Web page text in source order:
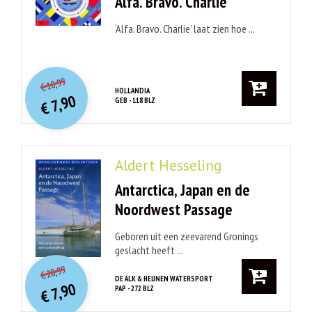
‘Alfa. Bravo. Charlie’ laat zien hoe ...
HOLLANDIA
GEB - 118 BLZ
€18,99O
orspr
onkelijke
prijs
was:
€ 18,99.
€7,90
Huidige
prijs
is:
€ 7,90.
Aldert Hesseling
Antarctica, Japan en de
Noordwest Passage
Geboren uit een zeevarend Gronings
geslacht heeft ...
DE ALK & HEIJNEN WATERSPORT
PAP - 272 BLZ
€20,99O
orspr
onkelijke
prijs
was:
€ 20,99.
€7,90
Huidige
prijs
is:
€ 7,90.